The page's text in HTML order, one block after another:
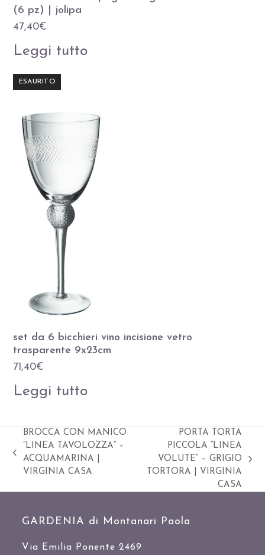
(6 pz) | jolipa
47,40€
Leggi tutto
ESAURITO
set da 6 bicchieri vino incisione vetro
trasparente 9x23cm
71,40€
Leggi tutto
Slide
precedente:
BROCCA CON MANICO
“LINEA TAVOLOZZA” –
ACQUAMARINA |
VIRGINIA CASA
PORTA TORTA
PICCOLA “LINEA
VOLUTE” – GRIGIO
TORTORA | VIRGINIA
CASA
GARDENIA di Montanari Paola
Via Emilia Ponente 2469